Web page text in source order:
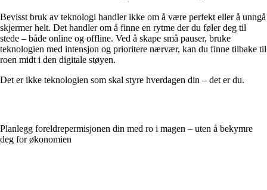
Bevisst bruk av teknologi handler ikke om å være perfekt eller å unngå
skjermer helt. Det handler om å finne en rytme der du føler deg til
stede – både online og offline. Ved å skape små pauser, bruke
teknologien med intensjon og prioritere nærvær, kan du finne tilbake til
roen midt i den digitale støyen.
Det er ikke teknologien som skal styre hverdagen din – det er du.
Planlegg foreldrepermisjonen din med ro i magen – uten å bekymre
deg for økonomien